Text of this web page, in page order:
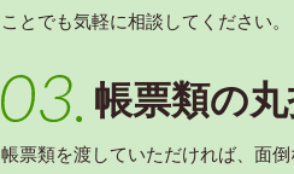
ことでも気軽に相談してください。
帳票類の
帳票類を渡していただければ、面